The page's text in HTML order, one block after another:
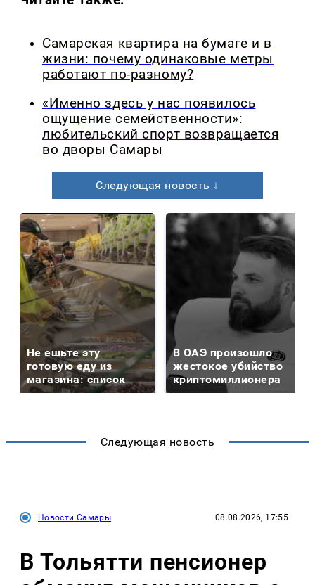
Самарская квартира на бумаге и в
жизни: почему одинаковые метры
работают по-разному?
«Именно здесь у нас появилось
ощущение семейственности»:
любительский спорт возвращается
во дворы Самары
Следующая новость ↓
Не ешьте эту
готовую еду из
магазина: список
В ОАЭ произошло
жестокое убийство
криптомиллионера
Следующая новость
Новости Самары 08.08.2026, 17:55
В Тольятти пенсионер